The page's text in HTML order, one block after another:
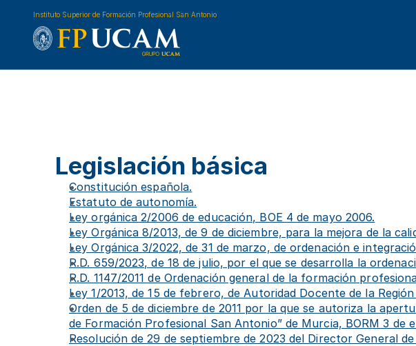
Instituto Superior de Formación Profesional San Antonio
Legislación básica
Constitución española.
Estatuto de autonomía.
Ley orgánica 2/2006 de educación, BOE 4 de mayo 2006.
Ley Orgánica 8/2013, de 9 de diciembre, para la mejora de la
Ley Orgánica 3/2022, de 31 de marzo, de ordenación e
R.D. 659/2023, de 18 de julio, por el que se desarrolla la
R.D. 1147/2011 de Ordenación general de la formación
Ley 1/2013, de 15 de febrero, de Autoridad Docente de la
Orden de 5 de diciembre de 2011 por la que se autoriza la
de Formación Profesional San Antonio” de Murcia, BORM 3 de
Resolución de 29 de septiembre de 2023 del Director General